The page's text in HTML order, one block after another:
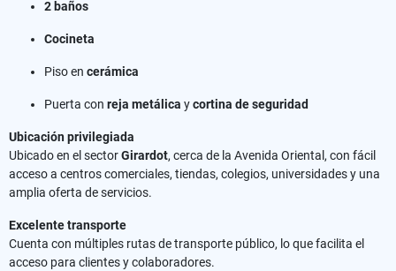
2 baños
Cocineta
Piso en cerámica
Puerta con reja metálica ycortina de seguridad
Ubicación privilegiada
Ubicado en el sectorGirardot, cerca de la Avenida Oriental, con fácil
acceso a centros comerciales, tiendas, colegios, universidades y una
amplia oferta de servicios.
Excelente transporte
Cuenta con múltiples rutas de transporte público, lo que facilita el
acceso para clientes y colaboradores.